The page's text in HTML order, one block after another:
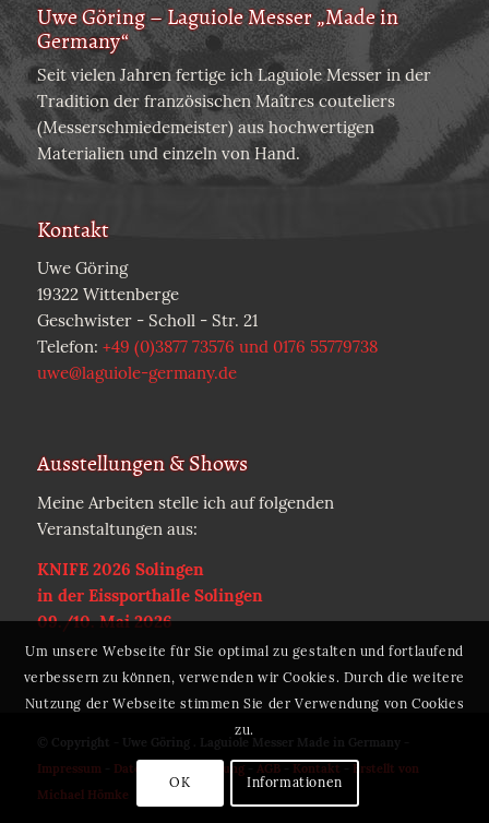
Uwe Göring – Laguiole Messer „Made in
Germany“
Seit vielen Jahren fertige ich Laguiole Messer in der
Tradition der französischen Maîtres couteliers
(Messerschmiedemeister) aus hochwertigen
Materialien und einzeln von Hand.
Kontakt
Uwe Göring
19322 Wittenberge
Geschwister - Scholl - Str. 21
Telefon: +49 (0)3877 73576 und 0176 55779738
uwe@laguiole-germany.de
Ausstellungen & Shows
Meine Arbeiten stelle ich auf folgenden
Veranstaltungen aus:
KNIFE 2026 Solingen
in der Eissporthalle Solingen
09./10. Mai 2026
© Copyright - Uwe Göring . Laguiole Messer Made in Germany -
Impressum- Datenschutzerklärung- AGB- Kontakt
Erstellt von
Michael Hömke
Um unsere Webseite für Sie optimal zu gestalten und fortlaufend
verbessern zu können, verwenden wir Cookies. Durch die weitere
Nutzung der Webseite stimmen Sie der Verwendung von Cookies
zu.
OK Informationen